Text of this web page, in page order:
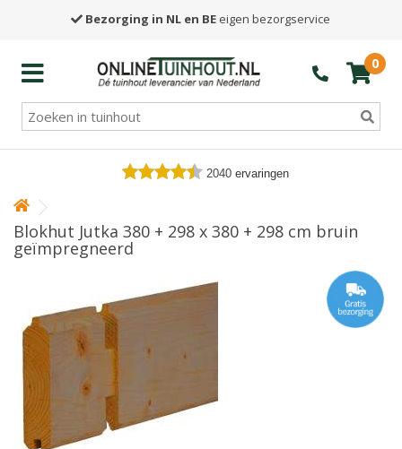
Bezorging in NL en BE eigen bezorgservice
0
2040 ervaringen
Blokhut Jutka 380 + 298 x 380 + 298 cm bruin
geïmpregneerd